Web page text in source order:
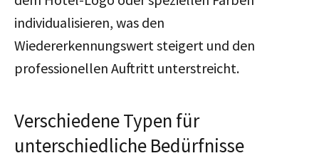
individualisieren, was den
Wiedererkennungswert steigert und den
professionellen Auftritt unterstreicht.
Verschiedene Typen für
unterschiedliche Bedürfnisse